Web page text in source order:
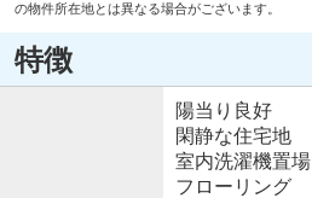
の物件所在地とは異なる場合がございます。
特徴
陽当り良好
閑静な住宅地
室内洗濯機置場
フローリング